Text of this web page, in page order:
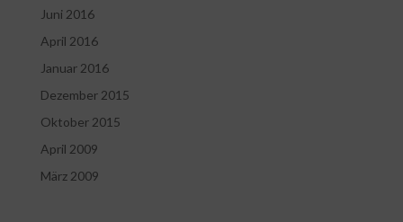
Juni 2016
April 2016
Januar 2016
Dezember 2015
Oktober 2015
April 2009
März 2009